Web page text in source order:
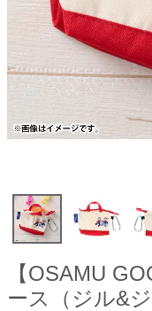
【OSAMU
ース（ジル&